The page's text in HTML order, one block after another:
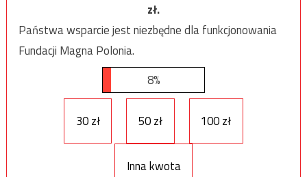
zł.
Państwa wsparcie jest niezbędne dla funkcjonowania
Fundacji Magna Polonia.
8%
30 zł 50 zł 100 zł
Inna kwota